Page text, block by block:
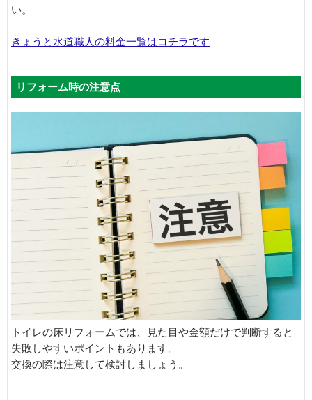
い。
きょうと水道職人の料金一覧はコチラです
リフォーム時の注意点
トイレの床リフォームでは、見た目や金額だけで判断すると
失敗しやすいポイントもあります。
交換の際は注意して検討しましょう。